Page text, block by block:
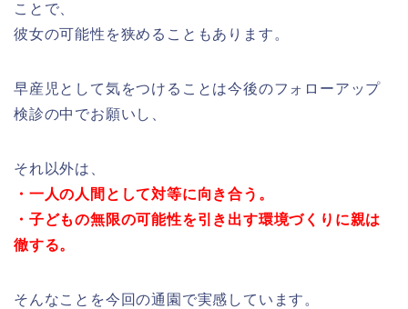
ことで、
彼女の可能性を狭めることもあります。
早産児として気をつけることは今後のフォローアップ
検診の中でお願いし、
それ以外は、
・一人の人間として対等に向き合う。
・子どもの無限の可能性を引き出す環境づくりに親は
徹する。
そんなことを今回の通園で実感しています。